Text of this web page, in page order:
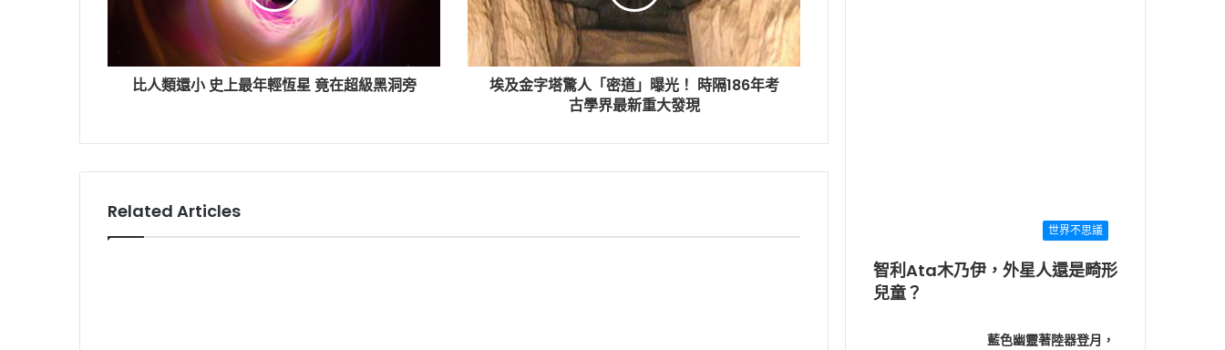
比人類還小 史上最年輕恆星 竟在超級黑洞旁
埃及金字塔驚人「密道」曝光！ 時隔186年考
古學界最新重大發現
Related Articles
世界不思議
智利Ata木乃伊，外星人還是畸形
兒童？
藍色幽靈著陸器登月，